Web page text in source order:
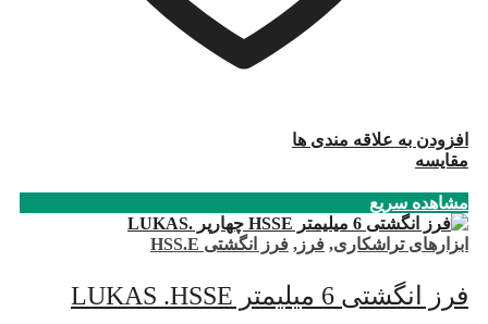
افزودن به علاقه مندی ها
مقایسه
مشاهده سریع
ابزارهای تراشکاری, فرز , فرز انگشتی HSS.E
فرز انگشتی 6 میلیمتر LUKAS .HSSE